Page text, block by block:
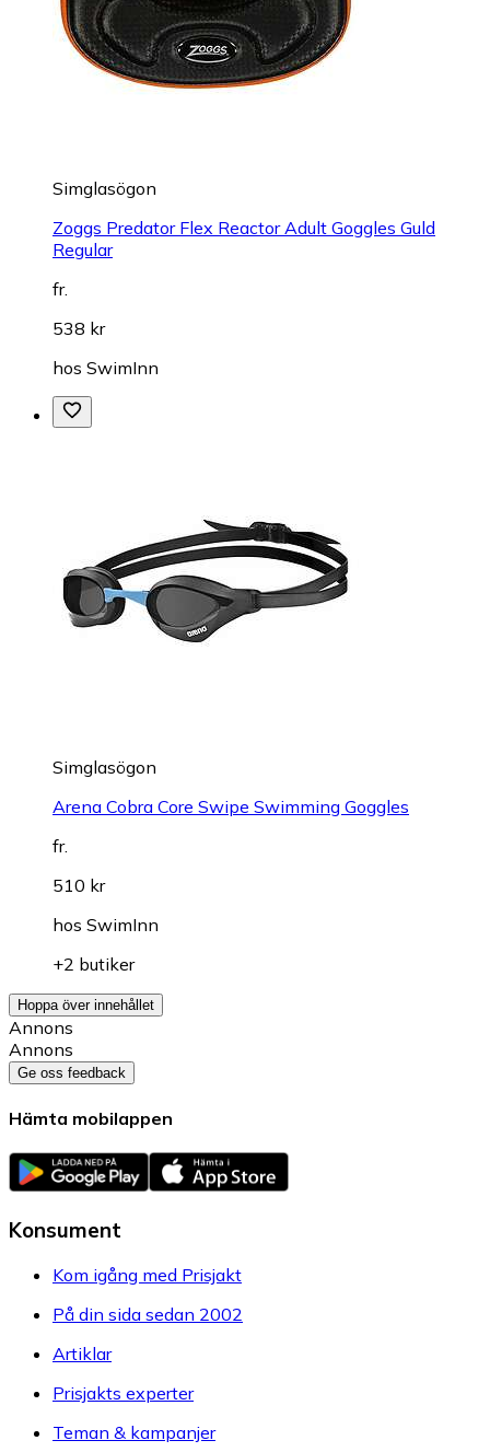
Simglasögon
Zoggs Predator Flex Reactor Adult Goggles Guld
Regular
fr.
538 kr
hos SwimInn
Simglasögon
Arena Cobra Core Swipe Swimming Goggles
fr.
510 kr
hos SwimInn
+2 butiker
Hoppa över innehållet
Annons
Annons
Ge oss feedback
Hämta mobilappen
Konsument
Kom igång med Prisjakt
På din sida sedan 2002
Artiklar
Prisjakts experter
Teman & kampanjer